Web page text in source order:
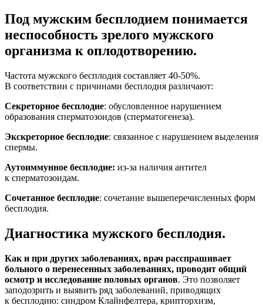
Под мужским бесплодием понимается
неспособность зрелого мужского
организма к оплодотворению.
Частота мужского бесплодия составляет 40-50%.
B соответствии с причинами бесплодия различают:
Секреторное бесплодие: обусловленное нарушением
образования сперматозоидов (сперматогенеза).
Экскреторное бесплодие: связанное с нарушением выделения
спермы.
Аутоиммунное бесплодие: из-за наличия антител
к сперматозоидам.
Сочетанное бесплодие: сочетание вышеперечисленных форм
бесплодия.
Диагностика мужского бесплодия.
Как и при других заболеваниях, врач расспрашивает
больного о перенесенных заболеваниях, проводит общий
осмотр и исследование половых органов. Это позволяет
заподозрить и выявить ряд заболеваний, приводящих
к бесплодию: синдром Клайнфелтера, крипторхизм,